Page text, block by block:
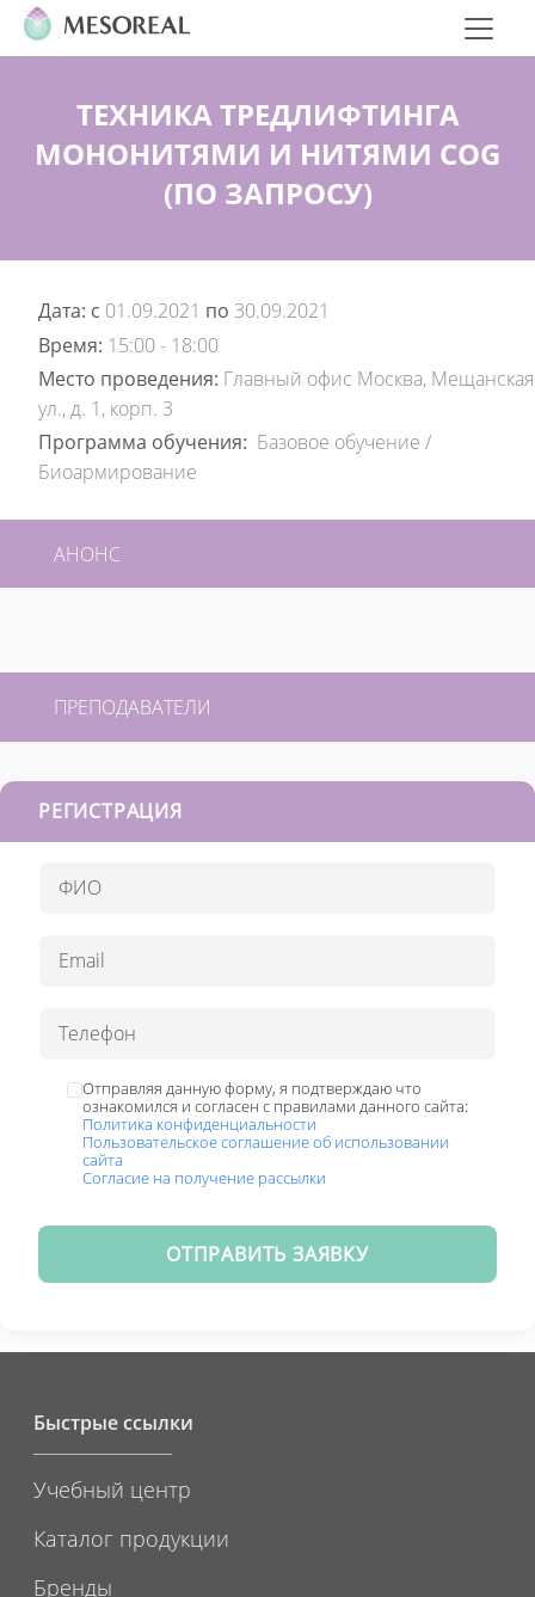
ТЕХНИКА ТРЕДЛИФТИНГА
МОНОНИТЯМИ И НИТЯМИ COG
(ПО ЗАПРОСУ)
Дата: c 01.09.2021 по 30.09.2021
Время: 15:00 - 18:00
Место проведения: Главный офис Москва, Мещанская
ул., д. 1, корп. 3
Программа обучения: Базовое обучение /
Биоармирование
АНОНС
ПРЕПОДАВАТЕЛИ
РЕГИСТРАЦИЯ
Отправляя данную форму, я подтверждаю что
ознакомился и согласен с правилами данного сайта:
Политика конфиденциальности
Пользовательское соглашение об использовании
сайта
Согласие на получение рассылки
ОТПРАВИТЬ ЗАЯВКУ
Быстрые ссылки
Учебный центр
Каталог продукции
Бренды